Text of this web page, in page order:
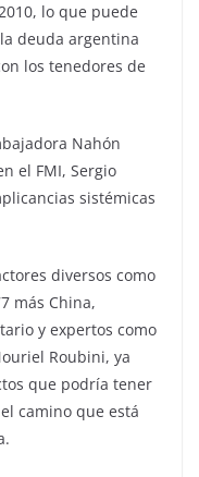
lo que puede
deuda argentina
los tenedores de
Nahón
el FMI, Sergio
sistémicas
diversos como
más China,
y expertos como
Roubini, ya
que podría tener
camino que está